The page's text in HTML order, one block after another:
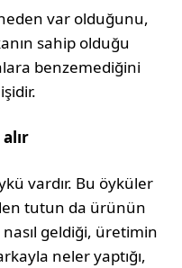
var oldu­ğunu,
sa­hip olduğu
benzemediğini
vardır. Bu öyküler
tu­tun da ürünün
geldiği, üretimin
neler yaptığı,